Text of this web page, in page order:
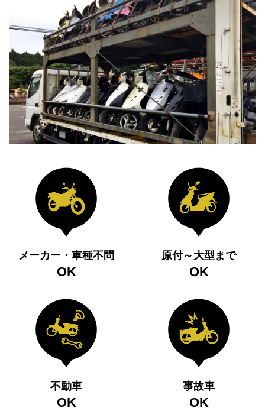
メーカー・車種不問
OK
原付～大型まで
OK
不動車
OK
事故車
OK